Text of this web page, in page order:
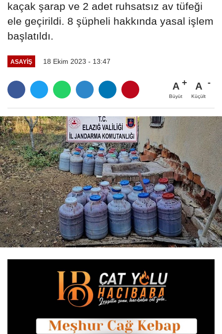
kaçak şarap ve 2 adet ruhsatsız av tüfeği
ele geçirildi. 8 şüpheli hakkında yasal işlem
başlatıldı.
ASAYİŞ 18 Ekim 2023 - 13:47
A
Büyüt
A
Küçült